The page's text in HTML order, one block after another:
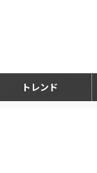
トレンド